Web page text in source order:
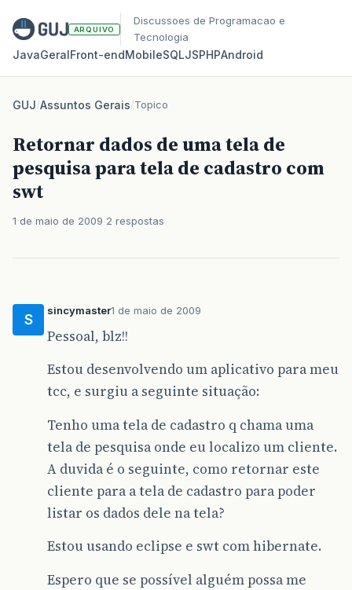
ARQUIVO
Discussoes de Programacao e
Tecnologia
JavaGeralFront‑endMobileSQLJSPHPAndroid
GUJ/Assuntos Gerais/Topico
Retornar dados de uma tela de
pesquisa para tela de cadastro com
swt
1 de maio de 2009 2 respostas
S
sincymaster1 de maio de 2009
Pessoal, blz!!
Estou desenvolvendo um aplicativo para meu
tcc, e surgiu a seguinte situação:
Tenho uma tela de cadastro q chama uma
tela de pesquisa onde eu localizo um cliente.
A duvida é o seguinte, como retornar este
cliente para a tela de cadastro para poder
listar os dados dele na tela?
Estou usando eclipse e swt com hibernate.
Espero que se possível alguém possa me